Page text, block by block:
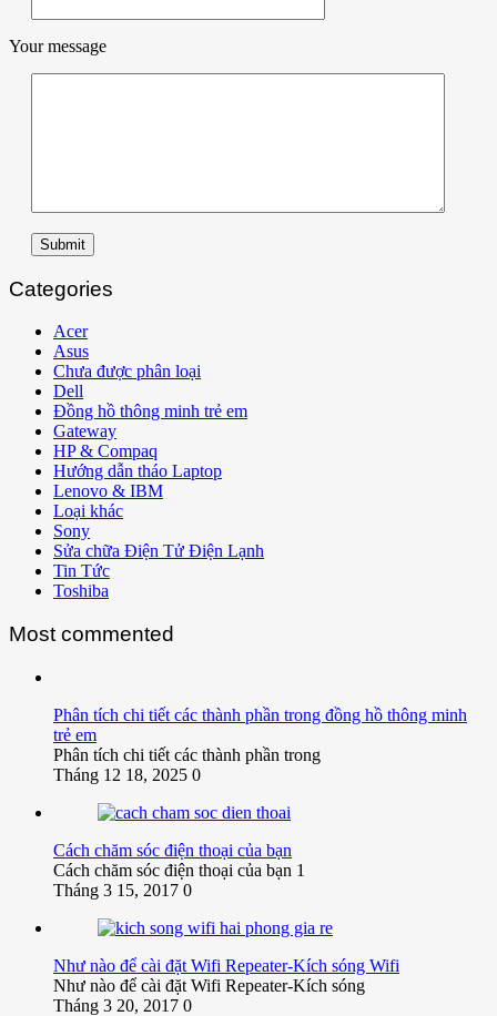
Your message
Submit
Categories
Acer
Asus
Chưa được phân loại
Dell
Đồng hồ thông minh trẻ em
Gateway
HP & Compaq
Hướng dẫn tháo Laptop
Lenovo & IBM
Loại khác
Sony
Sửa chữa Điện Tử Điện Lạnh
Tin Tức
Toshiba
Most commented
Phân tích chi tiết các thành phần trong đồng hồ thông minh
trẻ em
Phân tích chi tiết các thành phần trong
Tháng 12 18, 2025 0
Cách chăm sóc điện thoại của bạn
Cách chăm sóc điện thoại của bạn 1
Tháng 3 15, 2017 0
Như nào để cài đặt Wifi Repeater-Kích sóng Wifi
Như nào để cài đặt Wifi Repeater-Kích sóng
Tháng 3 20, 2017 0